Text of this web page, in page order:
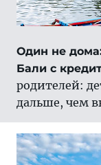
Один не
Бали с
родителей:
дальше, чем